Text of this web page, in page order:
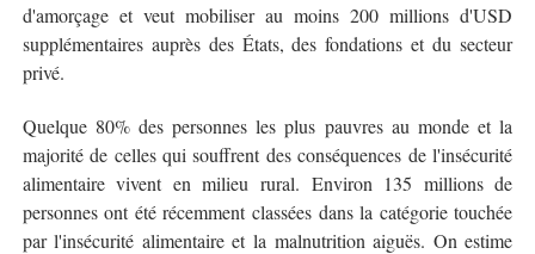
d'amorçage et veut mobiliser au moins 200 millions d'USD
supplémentaires auprès des États, des fondations et du secteur
privé.
Quelque 80% des personnes les plus pauvres au monde et la
majorité de celles qui souffrent des conséquences de l'insécurité
alimentaire vivent en milieu rural. Environ 135 millions de
personnes ont été récemment classées dans la catégorie touchée
par l'insécurité alimentaire et la malnutrition aiguës. On estime